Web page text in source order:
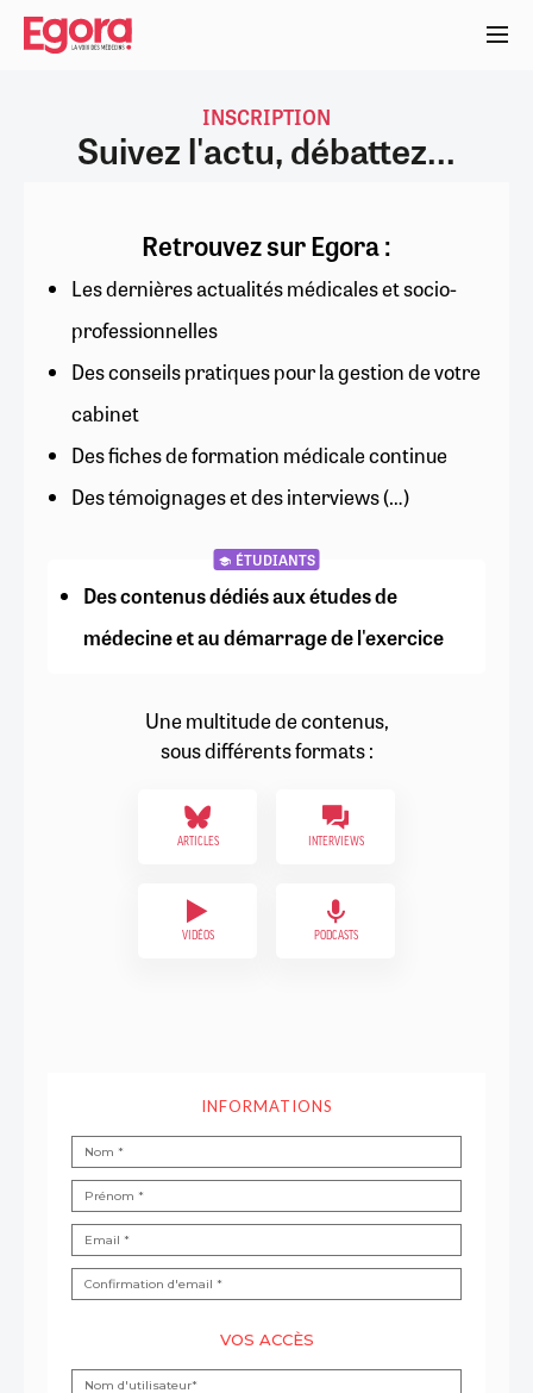
Aller
contenu
INSCRIPTION
Suivez l'actu, débattez...
Retrouvez sur Egora :
Les dernières actualités médicales et socio-
professionnelles
Des conseils pratiques pour la gestion de votre
cabinet
Des fiches de formation médicale continue
Des témoignages et des interviews (…)
ÉTUDIANTS
Des contenus dédiés aux études de
médecine et au démarrage de l'exercice
Une multitude de contenus,
sous différents formats :
ARTICLES INTERVIEWS
VIDÉOS PODCASTS